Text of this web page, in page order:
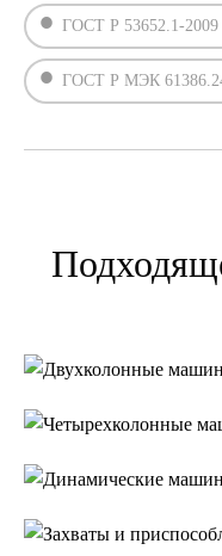
ГОСТ Р 53652.1-2009
ГОСТ Р МЭК
машины
машины
машины